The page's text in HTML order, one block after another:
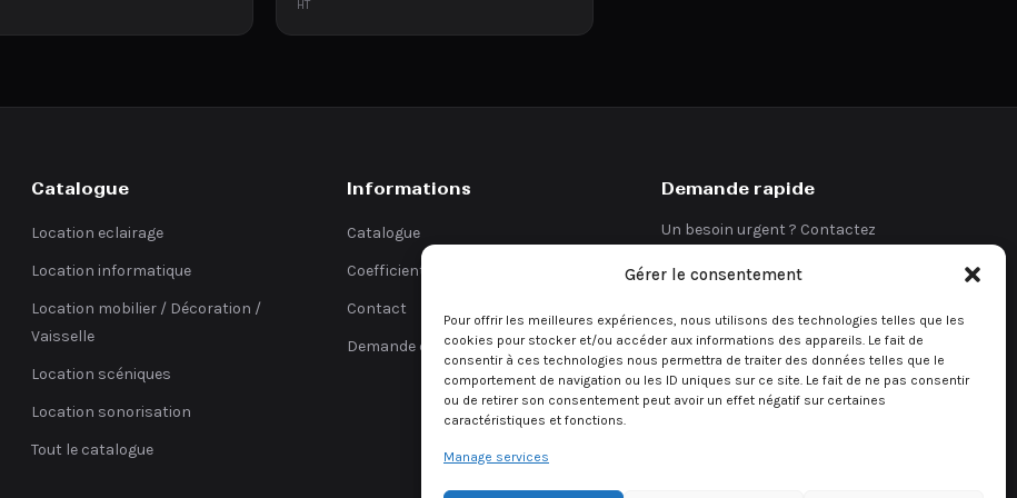
Gérer le consentement
Pour offrir les meilleures expériences, nous utilisons des technologies telles que les
cookies pour stocker et/ou accéder aux informations des appareils. Le fait de
consentir à ces technologies nous permettra de traiter des données telles que le
comportement de navigation ou les ID uniques sur ce site. Le fait de ne pas consentir
ou de retirer son consentement peut avoir un effet négatif sur certaines
caractéristiques et fonctions.
Manage services
HT
Catalogue
Location eclairage
Location informatique
Location mobilier / Décoration /
Vaisselle
Location scéniques
Location sonorisation
Tout le catalogue
Informations
Catalogue
Coefficients
Contact
Demande de devis
Demande rapide
Un besoin urgent ? Contactez